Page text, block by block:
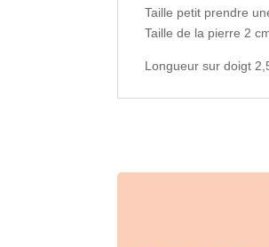
Taille petit prendre
Taille de la pierre 2
Longueur sur doigt